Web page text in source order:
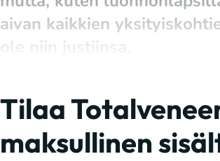
aivan kaikkien
ole niin justiinsa.
Tilaa
maksullinen